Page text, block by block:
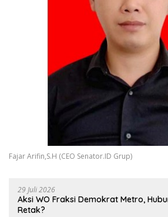
Fajar Arifin,S.H (CEO Senator.ID Grup)
29 Juli 2026
Aksi WO Fraksi Demokrat Metro,
Retak?